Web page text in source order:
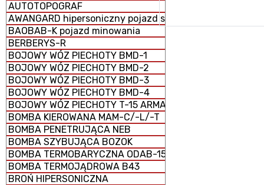
AUTOTOPOGRAF
AWANGARD hipersoniczny pojazd szybujący
BAOBAB-K pojazd minowania
BERBERYS-R
BOJOWY WÓZ PIECHOTY BMD-1
BOJOWY WÓZ PIECHOTY BMD-2
BOJOWY WÓZ PIECHOTY BMD-3
BOJOWY WÓZ PIECHOTY BMD-4
BOJOWY WÓZ PIECHOTY T-15 ARMATA (CIĘŻKI)
BOMBA KIEROWANA MAM-C/-L/-T
BOMBA PENETRUJĄCA NEB
BOMBA SZYBUJĄCA BOZOK
BOMBA TERMOBARYCZNA ODAB-1500
BOMBA TERMOJĄDROWA B43
BROŃ HIPERSONICZNA